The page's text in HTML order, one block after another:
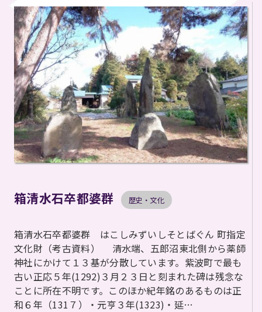
箱清水石卒都婆群 歴史・文化
箱清水石卒都婆群 はこしみずいしそとばぐん 町指定
文化財（考古資料） 清水端、五郎沼東北側から薬師
神社にかけて１３基が分散しています。紫波町で最も
古い正応５年(1292)３月２３日と刻まれた碑は残念な
ことに所在不明です。このほか紀年銘のあるものは正
和６年（131７）・元亨３年(1323)・延…